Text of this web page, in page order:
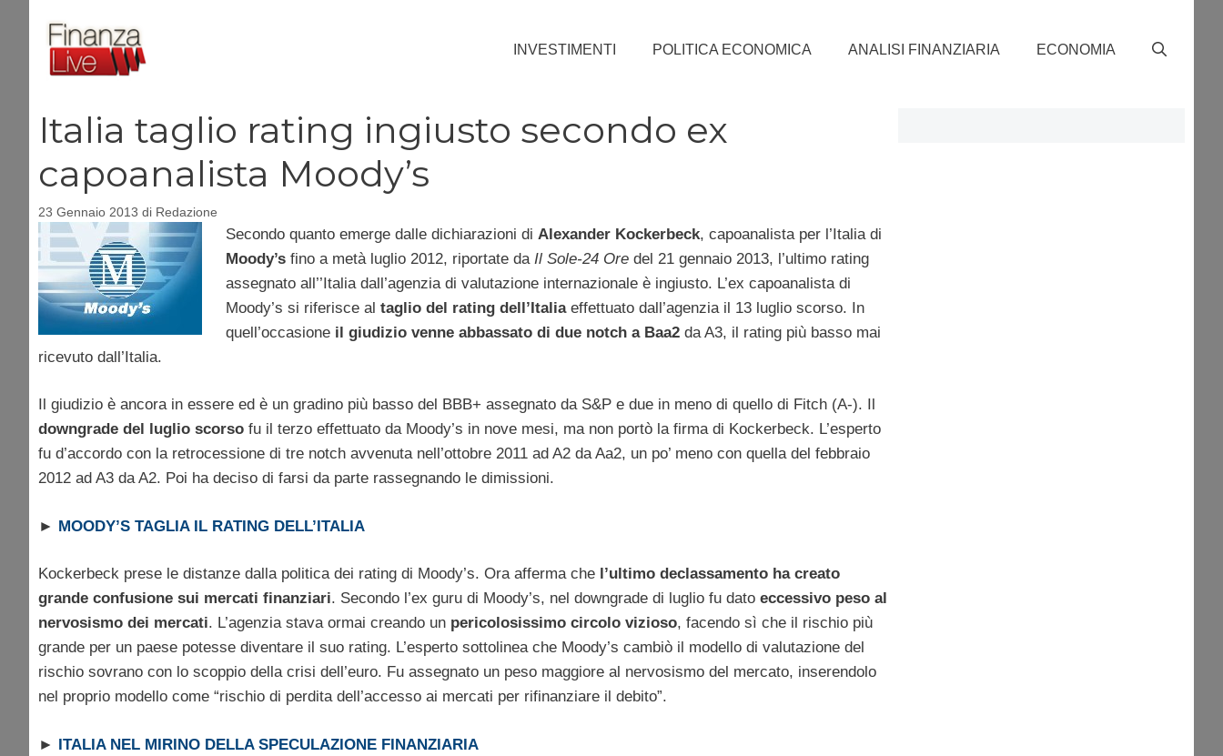
contenuto
INVESTIMENTI POLITICA ECONOMICA ANALISI FINANZIARIA ECONOMIA
Italia taglio rating ingiusto secondo ex
capoanalista Moody’s
23 Gennaio 2013 di Redazione
Secondo quanto emerge dalle dichiarazioni di Alexander Kockerbeck, capoanalista per l’Italia di
Moody’sfino a metà luglio 2012, riportate da Il Sole-24 Ore del 21 gennaio 2013, l’ultimo rating
assegnato all’’Italia dall’agenzia di valutazione internazionale è ingiusto. L’ex capoanalista di
Moody’s si riferisce al taglio del rating dell’Italia effettuato dall’agenzia il 13 luglio scorso. In
quell’occasione il giudizio venne abbassato di due notch a Baa2 da A3, il rating più basso mai
ricevuto dall’Italia.
Il giudizio è ancora in essere ed è un gradino più basso del BBB+ assegnato da S&P e due in meno di quello di Fitch (A-). Il
downgrade del luglio scorso fu il terzo effettuato da Moody’s in nove mesi, ma non portò la firma di Kockerbeck. L’esperto
fu d’accordo con la retrocessione di tre notch avvenuta nell’ottobre 2011 ad A2 da Aa2, un po’ meno con quella del febbraio
2012 ad A3 da A2. Poi ha deciso di farsi da parte rassegnando le dimissioni.
► MOODY’S TAGLIA IL RATING DELL’ITALIA
Kockerbeck prese le distanze dalla politica dei rating di Moody’s. Ora afferma che l’ultimo declassamento ha creato
grande confusione sui mercati finanziari. Secondo l’ex guru di Moody’s, nel downgrade di luglio fu dato eccessivo peso al
nervosismo dei mercati. L’agenzia stava ormai creando un pericolosissimo circolo vizioso, facendo sì che il rischio più
grande per un paese potesse diventare il suo rating. L’esperto sottolinea che Moody’s cambiò il modello di valutazione del
rischio sovrano con lo scoppio della crisi dell’euro. Fu assegnato un peso maggiore al nervosismo del mercato, inserendolo
nel proprio modello come “rischio di perdita dell’accesso ai mercati per rifinanziare il debito”.
► ITALIA NEL MIRINO DELLA SPECULAZIONE FINANZIARIA